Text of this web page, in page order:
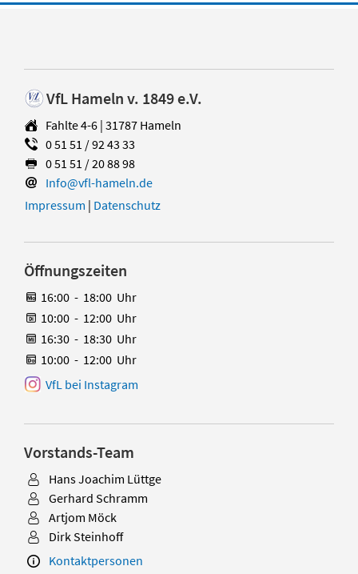
VfL Hameln v. 1849 e.V.
Fahlte 4-6 | 31787 Hameln
0 51 51 / 92 43 33
0 51 51 / 20 88 98
Info@vfl-hameln.de
Impressum | Datenschutz
Öffnungszeiten
16:00 - 18:00 Uhr
10:00 - 12:00 Uhr
16:30 - 18:30 Uhr
10:00 - 12:00 Uhr
VfL bei Instagram
Vorstands-Team
Hans Joachim Lüttge
Gerhard Schramm
Artjom Möck
Dirk Steinhoff
Kontaktpersonen